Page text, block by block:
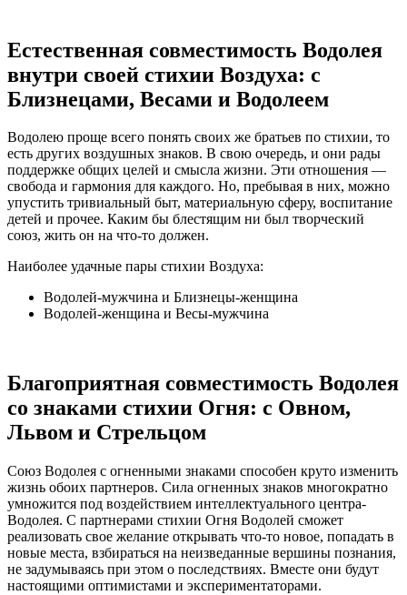
Естественная совместимость Водолея
внутри своей стихии Воздуха: с
Близнецами, Весами и Водолеем
Водолею проще всего понять своих же братьев по стихии, то
есть других воздушных знаков. В свою очередь, и они рады
поддержке общих целей и смысла жизни. Эти отношения —
свобода и гармония для каждого. Но, пребывая в них, можно
упустить тривиальный быт, материальную сферу, воспитание
детей и прочее. Каким бы блестящим ни был творческий
союз, жить он на что-то должен.
Наиболее удачные пары стихии Воздуха:
Водолей-мужчина и Близнецы-женщина
Водолей-женщина и Весы-мужчина
Благоприятная совместимость Водолея
со знаками стихии Огня: с Овном,
Львом и Стрельцом
Союз Водолея с огненными знаками способен круто изменить
жизнь обоих партнеров. Сила огненных знаков многократно
умножится под воздействием интеллектуального центра-
Водолея. С партнерами стихии Огня Водолей сможет
реализовать свое желание открывать что-то новое, попадать в
новые места, взбираться на неизведанные вершины познания,
не задумываясь при этом о последствиях. Вместе они будут
настоящими оптимистами и экспериментаторами.